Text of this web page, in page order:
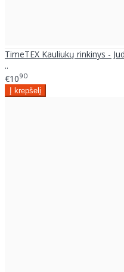
TimeTEX Kauliukų rinkinys -
..
€1090